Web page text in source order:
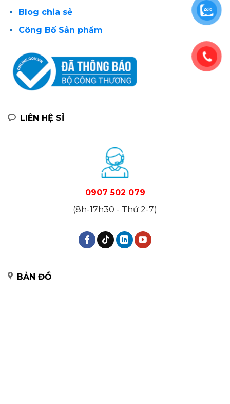
Blog chia sẻ
Công Bố Sản phẩm
LIÊN HỆ SỈ
0907 502 079
(8h-17h30 - Thứ 2-7)
BẢN ĐỒ